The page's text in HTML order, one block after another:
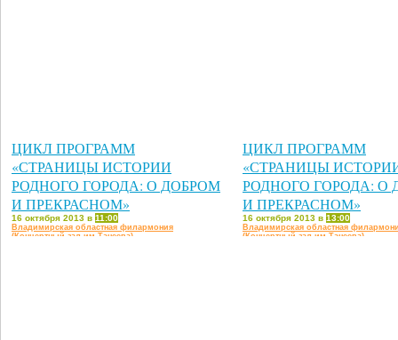
ЦИКЛ ПРОГРАММ
«СТРАНИЦЫ ИСТОРИИ
РОДНОГО ГОРОДА: О ДОБРОМ
И ПРЕКРАСНОМ»
16 октября 2013 в 11:00
Владимирская областная филармония
(Концертный зал им.Танеева)
ЦИКЛ ПРОГРАММ
«СТРАНИЦЫ
РОДНОГО ГОРОДА: О
И ПРЕКРАСНОМ»
16 октября 2013 в 13:00
Владимирская областная
(Концертный зал им.Танеева)